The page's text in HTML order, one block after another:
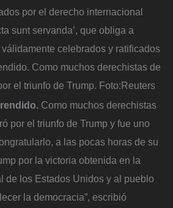
por el derecho internacional
sunt servanda’, que obliga a
celebrados y ratificados
Como muchos derechistas de
el triunfo de Trump. Foto:Reuters
Como muchos derechistas
por el triunfo de Trump y fue uno
a las pocas horas de su
por la victoria obtenida en la
de los Estados Unidos y al pueblo
la democracia”, escribió